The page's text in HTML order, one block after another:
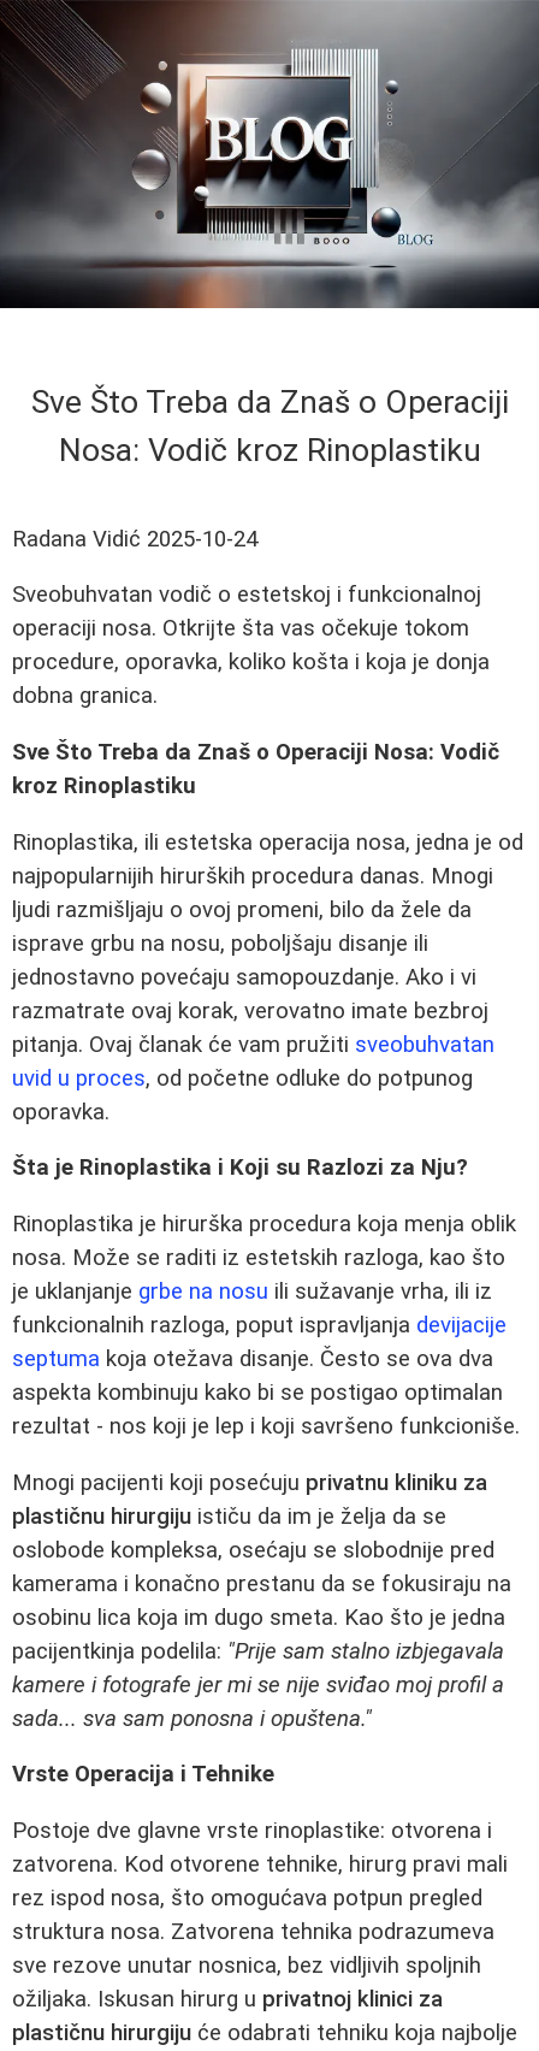
Sve Što Treba da Znaš o Operaciji
Nosa: Vodič kroz Rinoplastiku
Radana Vidić 2025-10-24
Sveobuhvatan vodič o estetskoj i funkcionalnoj
operaciji nosa. Otkrijte šta vas očekuje tokom
procedure, oporavka, koliko košta i koja je donja
dobna granica.
Sve Što Treba da Znaš o Operaciji Nosa: Vodič
kroz Rinoplastiku
Rinoplastika, ili estetska operacija nosa, jedna je od
najpopularnijih hirurških procedura danas. Mnogi
ljudi razmišljaju o ovoj promeni, bilo da žele da
isprave grbu na nosu, poboljšaju disanje ili
jednostavno povećaju samopouzdanje. Ako i vi
razmatrate ovaj korak, verovatno imate bezbroj
pitanja. Ovaj članak će vam pružiti sveobuhvatan
uvid u proces, od početne odluke do potpunog
oporavka.
Šta je Rinoplastika i Koji su Razlozi za Nju?
Rinoplastika je hirurška procedura koja menja oblik
nosa. Može se raditi iz estetskih razloga, kao što
je uklanjanje grbe na nosu ili sužavanje vrhа, ili iz
funkcionalnih razloga, poput ispravljanja devijacije
septuma koja otežava disanje. Često se ova dva
aspekta kombinuju kako bi se postigao optimalan
rezultat - nos koji je lep i koji savršeno funkcioniše.
Mnogi pacijenti koji posećuju privatnu kliniku za
plastičnu hirurgiju ističu da im je želja da se
oslobode kompleksa, osećaju se slobodnije pred
kamerama i konačno prestanu da se fokusiraju na
osobinu lica koja im dugo smeta. Kao što je jedna
pacijentkinja podelila: "Prije sam stalno izbjegavala
kamere i fotografe jer mi se nije sviđao moj profil a
sada... sva sam ponosna i opuštena."
Vrste Operacija i Tehnike
Postoje dve glavne vrste rinoplastike: otvorena i
zatvorena. Kod otvorene tehnike, hirurg pravi mali
rez ispod nosa, što omogućava potpun pregled
struktura nosa. Zatvorena tehnika podrazumeva
sve rezove unutar nosnica, bez vidljivih spoljnih
ožiljaka. Iskusan hirurg u privatnoj klinici za
plastičnu hirurgiju će odabrati tehniku koja najbolje